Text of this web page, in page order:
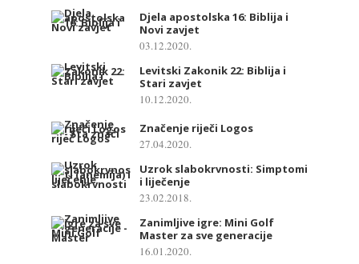
Djela apostolska 16: Biblija i
Novi zavjet
03.12.2020.
Levitski Zakonik 22: Biblija i
Stari zavjet
10.12.2020.
Značenje riječi Logos
27.04.2020.
Uzrok slabokrvnosti: Simptomi
i liječenje
23.02.2018.
Zanimljive igre: Mini Golf
Master za sve generacije
16.01.2020.